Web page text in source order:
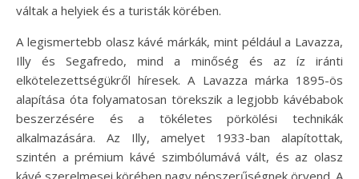
váltak a helyiek és a turisták körében.
A legismertebb olasz kávé márkák, mint például a Lavazza,
Illy és Segafredo, mind a minőség és az íz iránti
elkötelezettségükről híresek. A Lavazza márka 1895-ös
alapítása óta folyamatosan törekszik a legjobb kávébabok
beszerzésére és a tökéletes pörkölési technikák
alkalmazására. Az Illy, amelyet 1933-ban alapítottak,
szintén a prémium kávé szimbólumává vált, és az olasz
kávé szerelmesei körében nagy népszerűségnek örvend. A